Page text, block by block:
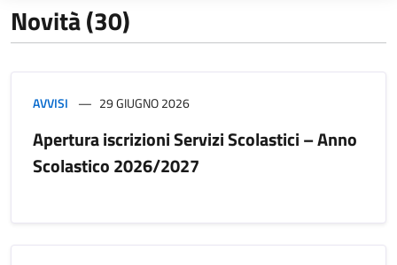
Novità (30)
AVVISI 29 GIUGNO 2026
Apertura iscrizioni Servizi Scolastici – Anno
Scolastico 2026/2027